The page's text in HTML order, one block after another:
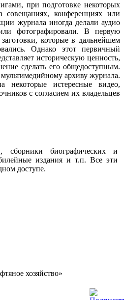
при подготовке некоторых
конференциях или
журнала иногда делали аудио
фотографировали. В первую
которые в дальнейшем
Однако этот первичный
историческую ценность,
сделать его общедоступным.
архиву журнала.
истересные видео,
с согласием их владельцев
сборники биографических и
издания и т.п. Все эти
доступе.
хозяйство»